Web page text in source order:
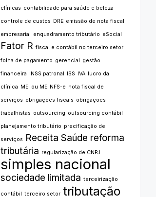
clínicas contabilidade para saúde e beleza
controle de custos DRE emissão de nota fiscal
empresarial enquadramento tributário eSocial
Fator R fiscal e contábil no terceiro setor
folha de pagamento gerencial gestão
financeira INSS patronal ISS IVA lucro da
clínica MEI ou ME NFS-e nota fiscal de
serviços obrigações fiscais obrigações
trabalhistas outsourcing outsourcing contábil
planejamento tributário precificação de
serviços Receita Saúde reforma
tributária regularização de CNPJ
simples nacional
sociedade limitada terceirização
contábil terceiro setor tributação